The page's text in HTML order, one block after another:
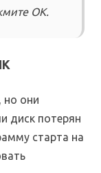
ОК.
но они
диск потерян
старта на